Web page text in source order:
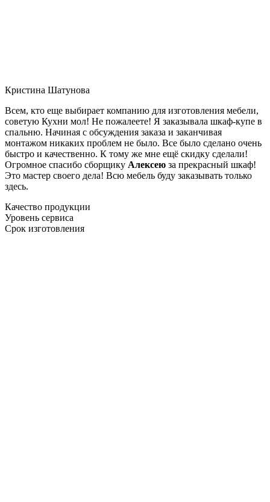
Кристина Шатунова
Всем, кто еще выбирает компанию для изготовления мебели,
советую Кухни мол! Не пожалеете! Я заказывала шкаф-купе в
спальню. Начиная с обсуждения заказа и заканчивая
монтажом никаких проблем не было. Все было сделано очень
быстро и качественно. К тому же мне ещё скидку сделали!
Огромное спасибо сборщику Алексею за прекрасный шкаф!
Это мастер своего дела! Всю мебель буду заказывать только
здесь.
Качество продукции
Уровень сервиса
Срок изготовления